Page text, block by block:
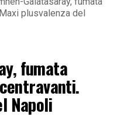
plusvalenza del
fumata
Napoli